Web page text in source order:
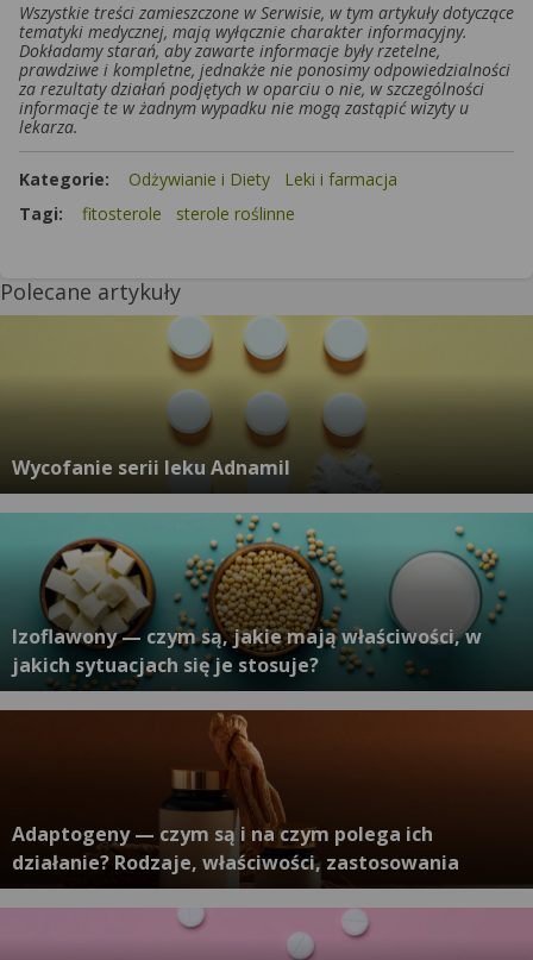
Wszystkie treści zamieszczone w Serwisie, w tym artykuły dotyczące
tematyki medycznej, mają wyłącznie charakter informacyjny.
Dokładamy starań, aby zawarte informacje były rzetelne,
prawdziwe i kompletne, jednakże nie ponosimy odpowiedzialności
za rezultaty działań podjętych w oparciu o nie, w szczególności
informacje te w żadnym wypadku nie mogą zastąpić wizyty u
lekarza.
Kategorie: Odżywianie i Diety
Leki i farmacja
Tagi:
fitosterole sterole roślinne
Polecane artykuły
Wycofanie serii leku Adnamil
Izoflawony — czym są, jakie mają właściwości, w
jakich sytuacjach się je stosuje?
Adaptogeny — czym są i na czym polega ich
działanie? Rodzaje, właściwości, zastosowania